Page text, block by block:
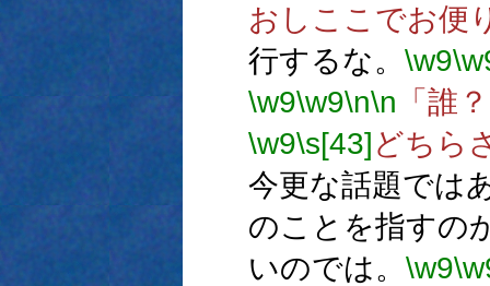
おしここでお便
行するな。 \w9
\w9\w9\n\n 「誰
\w9\s[43]どちら
今更な話題では
のことを指すの
いのでは。 \w9